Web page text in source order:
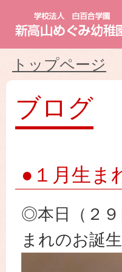
トップページ
ブログ
●１月生ま
◎本日（２９
まれのお誕